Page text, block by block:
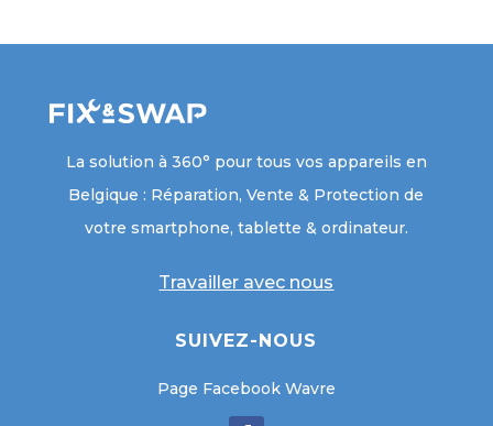
La solution à 360° pour tous vos appareils en
Belgique : Réparation, Vente & Protection de
votre smartphone, tablette & ordinateur.
Travailler avec nous
SUIVEZ-NOUS
Page Facebook Wavre